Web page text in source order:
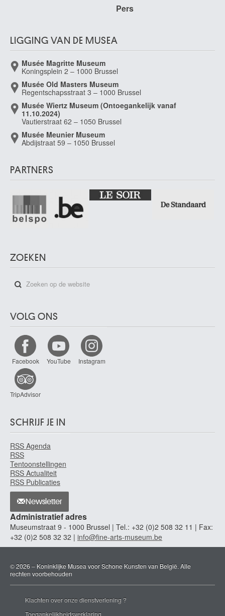
Pers
LIGGING VAN DE MUSEA
Musée Magritte Museum
Koningsplein 2 – 1000 Brussel
Musée Old Masters Museum
Regentschapsstraat 3 – 1000 Brussel
Musée Wiertz Museum (Ontoegankelijk vanaf
11.10.2024)
Vautierstraat 62 – 1050 Brussel
Musée Meunier Museum
Abdijstraat 59 – 1050 Brussel
PARTNERS
ZOEKEN
VOLG ONS
Facebook YouTube Instagram
TripAdvisor
SCHRIJF JE IN
RSS Agenda
RSS
Tentoonstellingen
RSS Actualiteit
RSS Publicaties
Newsletter
Administratief adres
Museumstraat 9 - 1000 Brussel | Tel.: +32 (0)2 508 32 11 | Fax:
+32 (0)2 508 32 32 | info@fine-arts-museum.be
© 2026 – Koninklijke Musea voor Schone Kunsten van België. Alle
rechten voorbehouden
Klachten over onze dienstverlening ?
Toegankelijkheidsverklaring